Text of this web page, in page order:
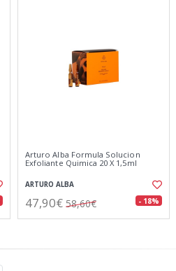
Arturo Alba Formula Solucion
Exfoliante Quimica 20 X 1,5ml
ARTURO ALBA
47,90€ 58,60€ - 18%